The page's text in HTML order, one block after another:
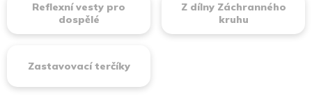
Reflexní vesty pro
dospělé
Z dílny Záchranného
kruhu
Zastavovací terčíky